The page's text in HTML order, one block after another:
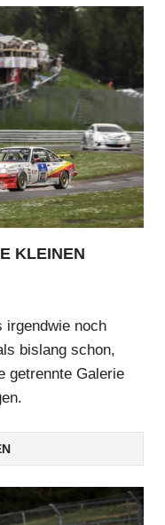
KLEINEN
irgendwie noch
bislang schon,
getrennte Galerie